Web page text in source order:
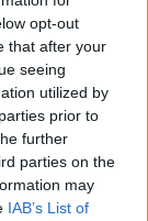
opt-out
that after your
seeing
utilized by
prior to
further
parties on the
may
IAB’s List of
έβρασε
νερό